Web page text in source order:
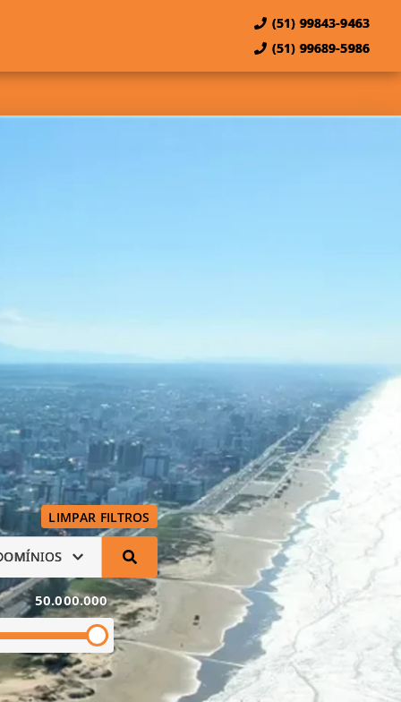
(51) 99843-9463
(51) 99689-5986
LIMPAR FILTROS
50.000.000